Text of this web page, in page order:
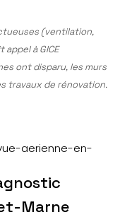
(ventilation,
à GICE
ont disparu, les murs
travaux de rénovation.
Marne